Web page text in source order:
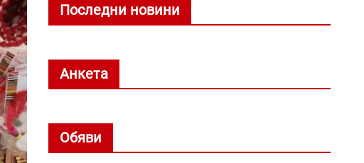
Последни новини
Анкета
Обяви